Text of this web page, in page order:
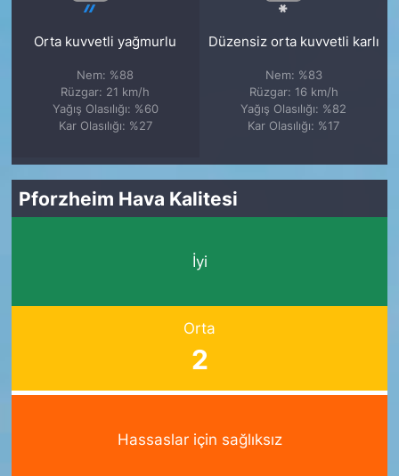
Orta kuvvetli yağmurlu
Nem: %88
Rüzgar: 21 km/h
Yağış Olasılığı: %60
Kar Olasılığı: %27
Düzensiz orta kuvvetli karlı
Nem: %83
Rüzgar: 16 km/h
Yağış Olasılığı: %82
Kar Olasılığı: %17
Pforzheim Hava Kalitesi
İyi
Orta
2
Hassaslar için sağlıksız